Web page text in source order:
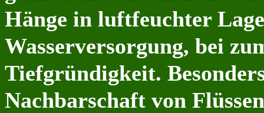
Hänge in luftfeuchter
Wasserversorgung, bei
Tiefgründigkeit.
Nachbarschaft von